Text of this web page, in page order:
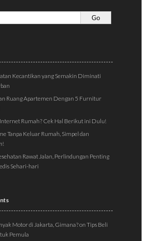
Kecantikan yang Semakin Diminati
Ruang Apartemen Dengan 5 Furnitur
Rumah? Cek Hal Berikut ini Dulu!
Tanpa Keluar Rumah, Simpel dan
Rawat Jalan, Perlindungan Penting
Sehari-hari
Motor di Jakarta, Gimana?onTips Beli
Pemula